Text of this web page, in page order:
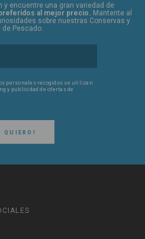
y encuentre una gran variedad de
al mejor precio. Mantente al
sobre nuestras Conservas y
de Pescado.
QUIERO!
personales recogidos se utilizan
y publicidad de ofertas de